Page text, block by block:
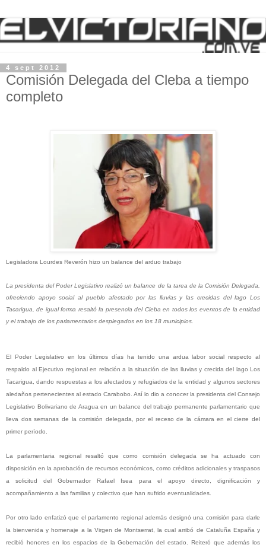
4 sept 2012
Comisión Delegada del Cleba a tiempo
completo
Legisladora Lourdes Reverón hizo un balance del arduo trabajo
La presidenta del Poder Legislativo realizó un balance de la tarea de la Comisión Delegada,
ofreciendo apoyo social al pueblo afectado por las lluvias y las crecidas del lago Los
Tacarigua, de igual forma resaltó la presencia del Cleba en todos los eventos de la entidad
y el trabajo de los parlamentarios desplegados en los 18 municipios.
El Poder Legislativo en los últimos días ha tenido una ardua labor social respecto al
respaldo al Ejecutivo regional en relación a la situación de las lluvias y crecida del lago Los
Tacarigua, dando respuestas a los afectados y refugiados de la entidad y algunos sectores
aledaños pertenecientes al estado Carabobo. Así lo dio a conocer la presidenta del Consejo
Legislativo Bolivariano de Aragua en un balance del trabajo permanente parlamentario que
lleva dos semanas de la comisión delegada, por el receso de la cámara en el cierre del
primer período.
La parlamentaria regional resaltó que como comisión delegada se ha actuado con
disposición en la aprobación de recursos económicos, como créditos adicionales y traspasos
a solicitud del Gobernador Rafael Isea para el apoyo directo, dignificación y
acompañamiento a las familias y colectivo que han sufrido eventualidades.
Por otro lado enfatizó que el parlamento regional además designó una comisión para darle
la bienvenida y homenaje a la Virgen de Montserrat, la cual arribó de Cataluña España y
recibió honores en los espacios de la Gobernación del estado. Reiteró que además los